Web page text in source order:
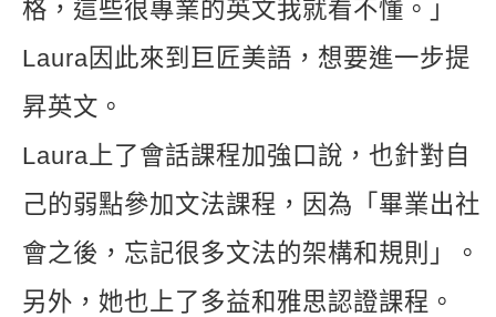
格，這些很專業的英文我就看不懂。」
Laura因此來到巨匠美語，想要進一步提
昇英文。
­Laura上了會話課程加強口說，也針對自
己的弱點參加文法課程，因為「畢業出社
會之後，忘記很多文法的架構和規則」。
另外，她也上了多益和雅思認證課程。